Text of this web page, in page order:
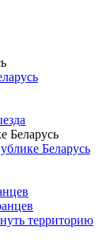
Беларусь
Беларусь
территорию